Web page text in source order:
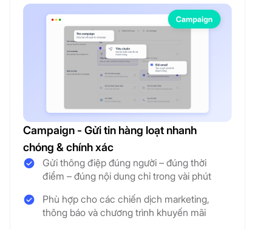
Campaign - Gửi tin hàng loạt nhanh
chóng & chính xác
Gửi thông điệp đúng người – đúng thời
điểm – đúng nội dung chỉ trong vài phút
Phù hợp cho các chiến dịch marketing,
thông báo và chương trình khuyến mãi